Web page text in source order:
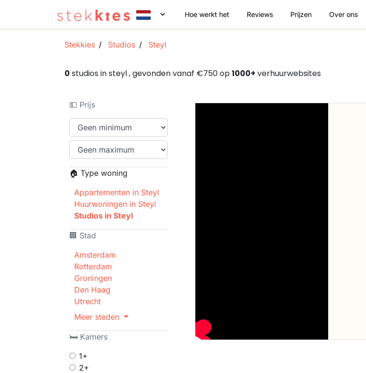
Hoe werkt het Reviews Prijzen Over ons
Stekkies Studios Steyl
0 studios in steyl , gevonden vanaf €750 op1000+ verhuurwebsites
💵 Prijs
🏠 Type woning
Appartementen in Steyl
Huurwoningen in Steyl
Studios in Steyl
🏢 Stad
Amsterdam
Rotterdam
Groningen
Den Haag
Utrecht
Meer steden
🛏 Kamers
1+
2+